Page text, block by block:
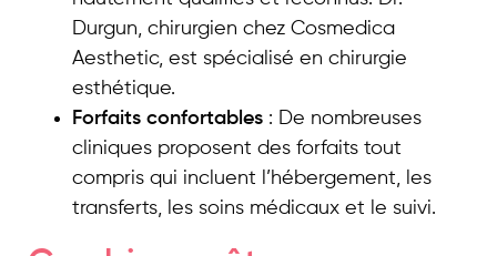
Durgun, chirurgien chez Cosmedica
Aesthetic, est spécialisé en chirurgie
esthétique.
Forfaits confortables : De nombreuses
cliniques proposent des forfaits tout
compris qui incluent l’hébergement, les
transferts, les soins médicaux et le suivi.